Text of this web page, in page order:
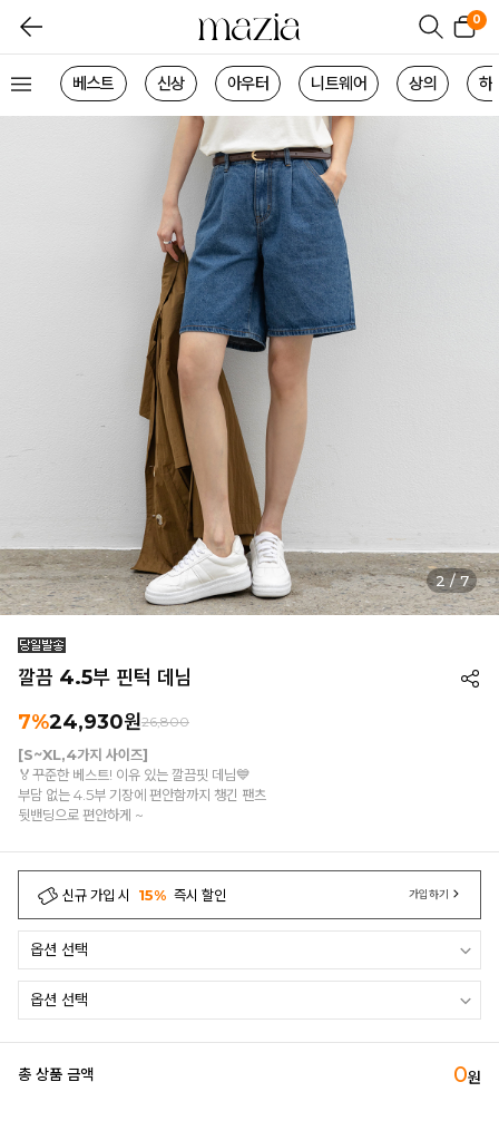
0
베스트 신상 아우터 니트웨어 상의 하
3 / 7
깔끔 4.5부 핀턱 데님
7%24,930원26,800
[S~XL,4가지 사이즈]
🏅꾸준한 베스트! 이유 있는 깔끔핏 데님💙
부담 없는 4.5부 기장에 편안함까지 챙긴 팬츠
뒷밴딩으로 편안하게 ~
신규 가입 시 15% 즉시 할인 가입하기
총 상품 금액 0원